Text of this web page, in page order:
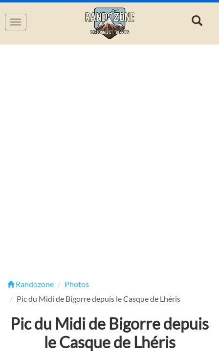
Navigation
Randozone
Photos
Pic du Midi de Bigorre depuis le Casque de Lhéris
Pic du Midi de Bigorre depuis
le Casque de Lhéris